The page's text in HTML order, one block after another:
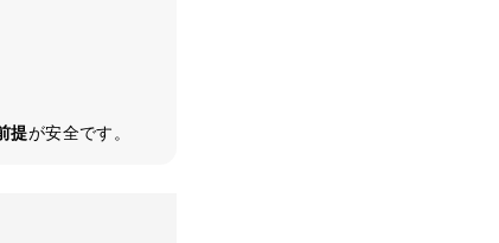
提が安全です。